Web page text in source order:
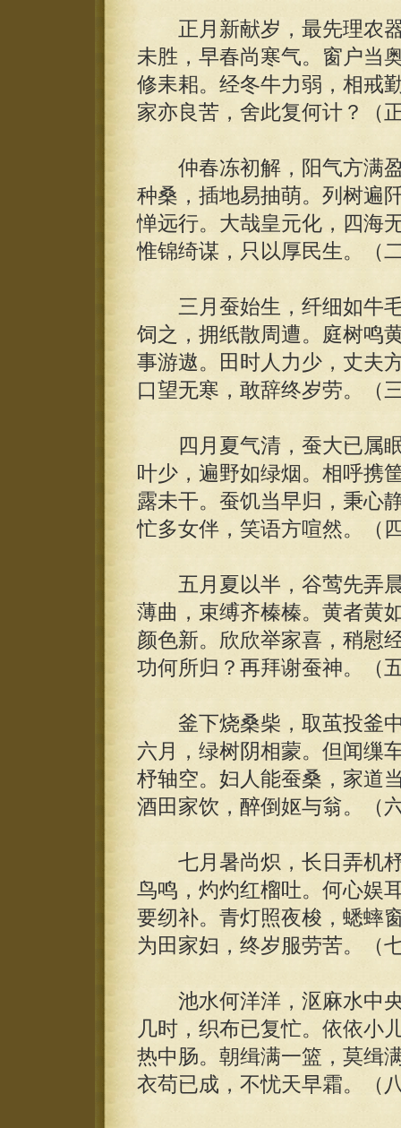
正月新献岁，最先理农器
未胜，早春尚寒气。窗户当
修耒耜。经冬牛力弱，相戒
家亦良苦，舍此复何计？（
仲春冻初解，阳气方满盈
种桑，插地易抽萌。列树遍
惮远行。大哉皇元化，四海
惟锦绮谋，只以厚民生。（
三月蚕始生，纤细如牛毛
饲之，拥纸散周遭。庭树鸣
事游遨。田时人力少，丈夫
口望无寒，敢辞终岁劳。（
四月夏气清，蚕大已属眠
叶少，遍野如绿烟。相呼携
露未干。蚕饥当早归，秉心
忙多女伴，笑语方喧然。（
五月夏以半，谷莺先弄晨
薄曲，束缚齐榛榛。黄者黄
颜色新。欣欣举家喜，稍慰
功何所归？再拜谢蚕神。（
釜下烧桑柴，取茧投釜中
六月，绿树阴相蒙。但闻缫
杼轴空。妇人能蚕桑，家道
酒田家饮，醉倒妪与翁。（
七月暑尚炽，长日弄机杼
鸟鸣，灼灼红榴吐。何心娱
要纫补。青灯照夜梭，蟋蟀
为田家妇，终岁服劳苦。（
池水何洋洋，沤麻水中央
几时，织布已复忙。依依小
热中肠。朝缉满一篮，莫缉
衣苟已成，不忧天早霜。（